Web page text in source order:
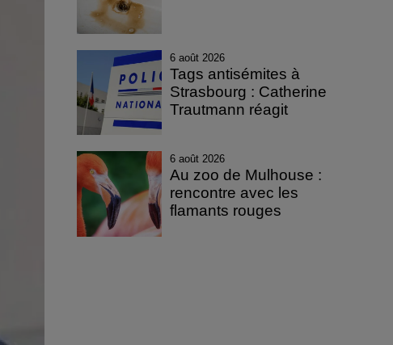
6 août 2026
Tags antisémites à
Strasbourg : Catherine
Trautmann réagit
6 août 2026
Au zoo de Mulhouse :
rencontre avec les
flamants rouges